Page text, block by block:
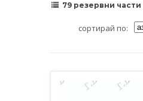
79 резервни части
сортирай по: